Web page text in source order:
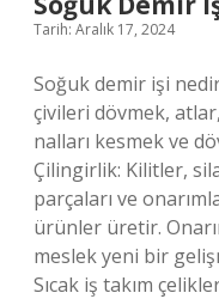
Tarih: Aralık 17, 2024
Soğuk demir işi
çivileri dövmek,
nalları kesmek ve
Çilingirlik: Kilitler,
parçaları ve
ürünler üretir.
meslek yeni bir
Sıcak iş takım